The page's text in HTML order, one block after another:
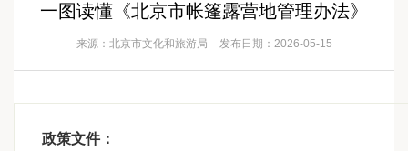
一图读懂《北京市帐篷露营地管理办法》
来源：北京市文化和旅游局 发布日期：2026-05-15
政策文件：